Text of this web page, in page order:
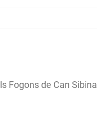
Fogons de Can Sibina